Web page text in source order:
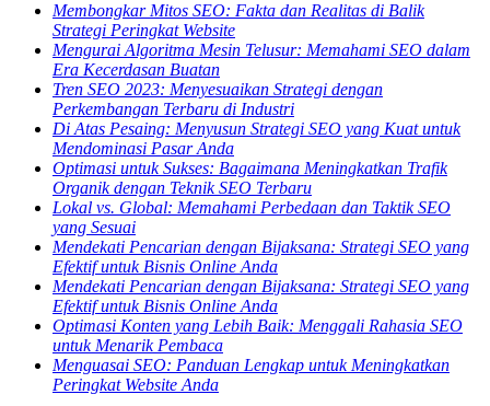
Membongkar Mitos SEO: Fakta dan Realitas di Balik
Strategi Peringkat Website
Mengurai Algoritma Mesin Telusur: Memahami SEO dalam
Era Kecerdasan Buatan
Tren SEO 2023: Menyesuaikan Strategi dengan
Perkembangan Terbaru di Industri
Di Atas Pesaing: Menyusun Strategi SEO yang Kuat untuk
Mendominasi Pasar Anda
Optimasi untuk Sukses: Bagaimana Meningkatkan Trafik
Organik dengan Teknik SEO Terbaru
Lokal vs. Global: Memahami Perbedaan dan Taktik SEO
yang Sesuai
Mendekati Pencarian dengan Bijaksana: Strategi SEO yang
Efektif untuk Bisnis Online Anda
Mendekati Pencarian dengan Bijaksana: Strategi SEO yang
Efektif untuk Bisnis Online Anda
Optimasi Konten yang Lebih Baik: Menggali Rahasia SEO
untuk Menarik Pembaca
Menguasai SEO: Panduan Lengkap untuk Meningkatkan
Peringkat Website Anda